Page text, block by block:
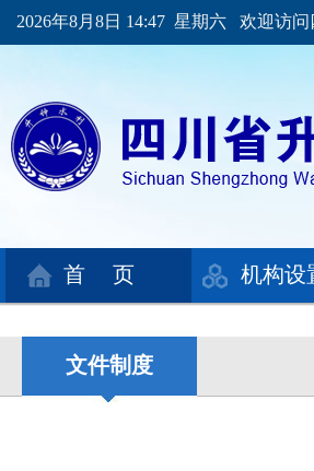
2026年8月8日 14:47 星期六 欢迎访
首 页 机构设
文件制度